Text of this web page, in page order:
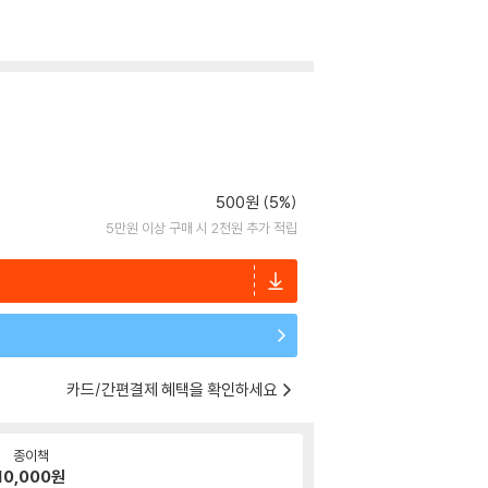
500원 (5%)
5만원 이상 구매 시 2천원 추가 적립
카드/간편결제 혜택을 확인하세요
종이책
원